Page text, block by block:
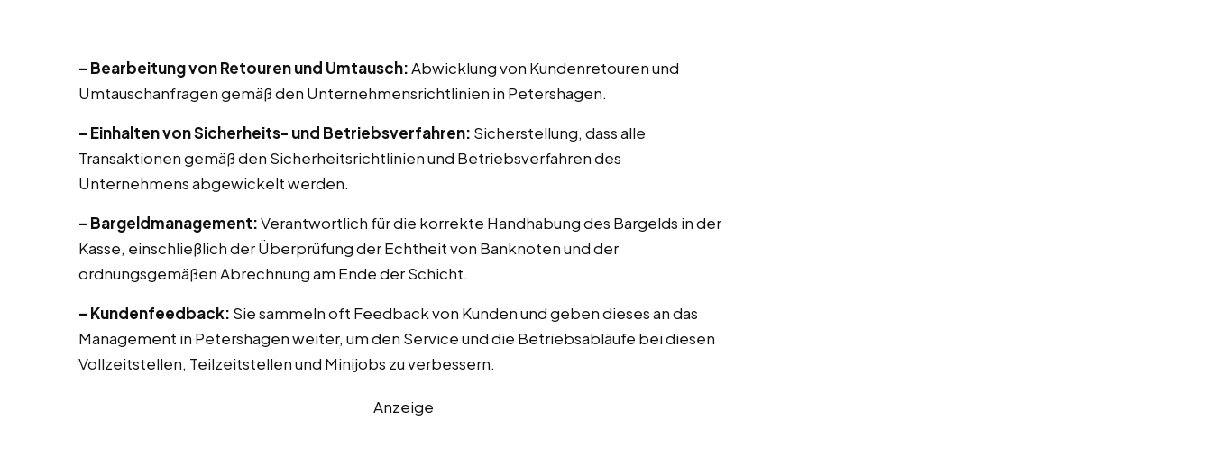
– Bearbeitung von Retouren und Umtausch:Abwicklung von Kundenretouren und
Umtauschanfragen gemäß den Unternehmensrichtlinien in Petershagen.
– Einhalten von Sicherheits- und Betriebsverfahren: Sicherstellung, dass alle
Transaktionen gemäß den Sicherheitsrichtlinien und Betriebsverfahren des
Unternehmens abgewickelt werden.
– Bargeldmanagement:Verantwortlich für die korrekte Handhabung des Bargelds in der
Kasse, einschließlich der Überprüfung der Echtheit von Banknoten und der
ordnungsgemäßen Abrechnung am Ende der Schicht.
– Kundenfeedback: Sie sammeln oft Feedback von Kunden und geben dieses an das
Management in Petershagen weiter, um den Service und die Betriebsabläufe bei diesen
Vollzeitstellen, Teilzeitstellen und Minijobs zu verbessern.
Anzeige